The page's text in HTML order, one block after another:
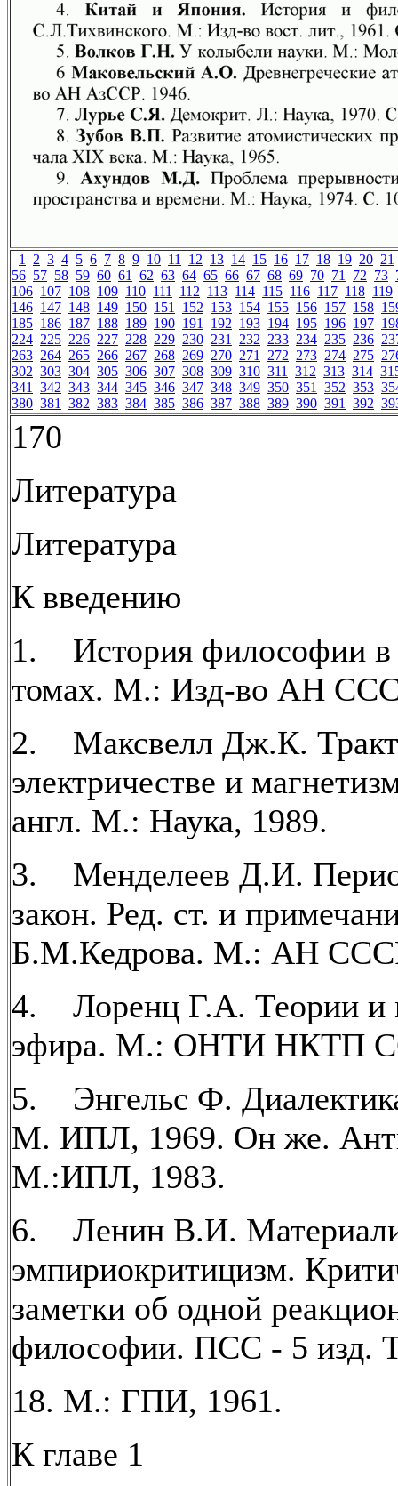
1 2 3 4 5 6 7 8 9 10 11 12 13 14 15 16 17 18 19 20 21
56 57 58 59 60 61 62 63 64 65 66 67 68 69 70 71 72 73
106 107 108 109 110 111 112 113 114 115 116 117 118 119
146 147 148 149 150 151 152 153 154 155 156 157 158
185 186 187 188 189 190 191 192 193 194 195 196 197
224 225 226 227 228 229 230 231 232 233 234 235 236
263 264 265 266 267 268 269 270 271 272 273 274 275
302 303 304 305 306 307 308 309 310 311 312 313 314
341 342 343 344 345 346 347 348 349 350 351 352 353
380 381 382 383 384 385 386 387 388 389 390 391 392
170
Литература
Литература
К введению
1. История философии в
томах. М.: Изд-во АН
2. Максвелл Дж.К.
электричестве и
англ. М.: Наука, 1989.
3. Менделеев Д.И.
закон. Ред. ст. и
Б.М.Кедрова. М.: АН
4. Лоренц Г.А. Теории и
эфира. М.: ОНТИ НКТП
5. Энгельс Ф.
М. ИПЛ, 1969. Он же.
М.:ИПЛ, 1983.
6. Ленин В.И.
эмпириокритицизм.
заметки об одной
философии. ПСС - 5 изд.
18. М.: ГПИ, 1961.
К главе 1